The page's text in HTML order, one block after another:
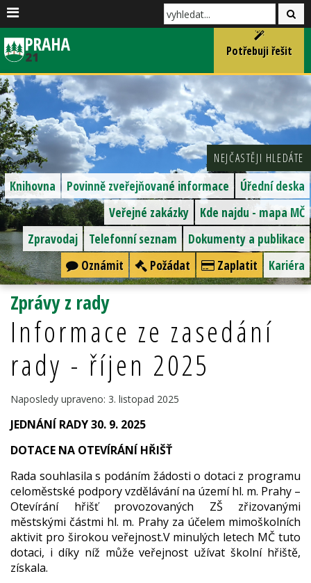
Potřebuji řešit
NEJČASTĚJI HLEDÁTE
Úřední deska
Povinně zveřejňované informace
Knihovna
Kde najdu - mapa MČ
Veřejné zakázky
Dokumenty a publikace
Telefonní seznam
Zpravodaj
Kariéra
Zaplatit
Požádat
Oznámit
Zprávy z rady
Informace ze zasedání
rady - říjen 2025
Naposledy upraveno: 3. listopad 2025
JEDNÁNÍ RADY 30. 9. 2025
DOTACE NA OTEVÍRÁNÍ HŘIŠŤ
Rada souhlasila s podáním žádosti o dotaci z programu
celoměstské podpory vzdělávání na území hl. m. Prahy –
Otevírání hřišť provozovaných ZŠ zřizovanými
městskými částmi hl. m. Prahy za účelem mimoškolních
aktivit pro širokou veřejnost.V minulých letech MČ tuto
dotaci, i díky níž může veřejnost užívat školní hřiště,
získala.